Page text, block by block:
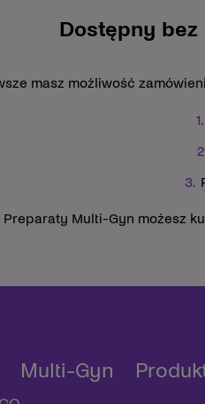
Dostępny
masz możliwość
Preparaty Multi-Gyn możesz
Multi-Gyn